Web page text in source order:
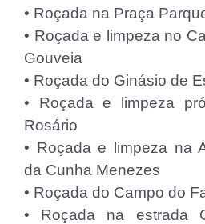
• Roçada na Praça
• Roçada e limpeza no
Gouveia
• Roçada do Ginásio de
• Roçada e limpeza
Rosário
• Roçada e limpeza na
da Cunha Menezes
• Roçada do Campo do
• Roçada na estrada